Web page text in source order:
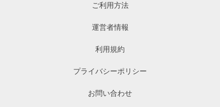
ご利用方法
運営者情報
利用規約
プライバシーポリシー
お問い合わせ